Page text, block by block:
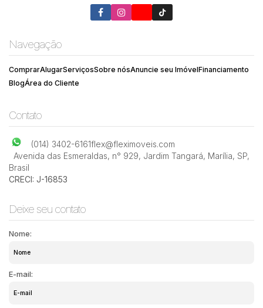
Navegação
ComprarAlugarServiçosSobre nósAnuncie seu ImóvelFinanciamento
BlogÁrea do Cliente
Contato
(014) 3402-6161flex@fleximoveis.com
Avenida das Esmeraldas, n° 929, Jardim Tangará, Marília, SP,
Brasil
CRECI: J-16853
Deixe seu contato
Nome:
E-mail: